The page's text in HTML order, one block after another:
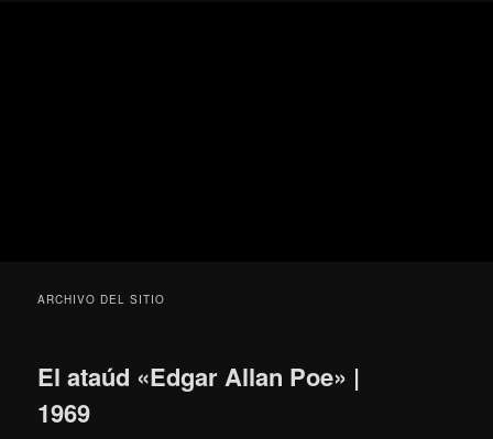
ARCHIVO DEL SITIO
El ataúd «Edgar Allan Poe» |
1969